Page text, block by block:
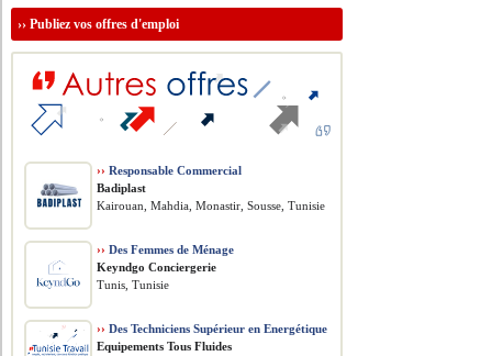
››Publiez vos offres d'emploi
›› Responsable Commercial
Badiplast
Kairouan, Mahdia, Monastir, Sousse, Tunisie
›› Des Femmes de Ménage
Keyndgo Conciergerie
Tunis, Tunisie
›› Des Techniciens Supérieur en Energétique
Equipements Tous Fluides